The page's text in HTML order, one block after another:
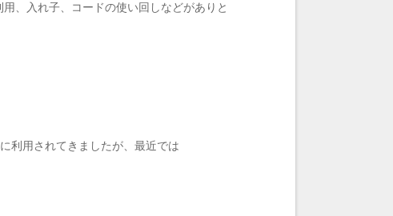
、入れ子、コードの使い回しなどがありと
利用されてきましたが、最近では